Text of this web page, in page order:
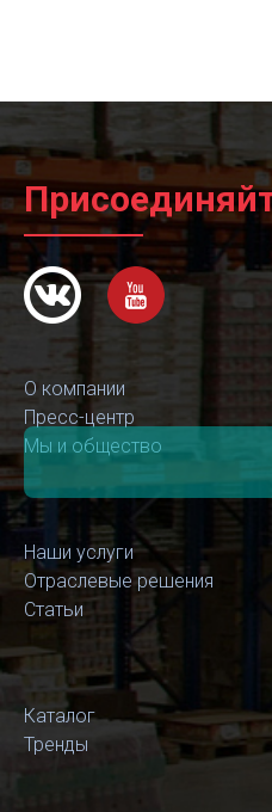
О компании
Пресс-центр
Мы и общество
Наши услуги
Отраслевые решения
Статьи
Каталог
Тренды